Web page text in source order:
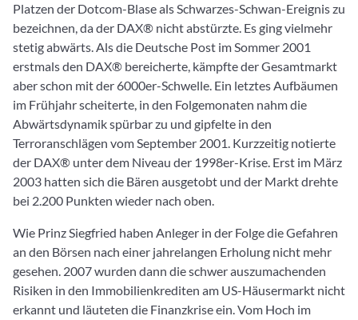
Platzen der Dotcom-Blase als Schwarzes-Schwan-Ereignis zu
bezeichnen, da der DAX® nicht abstürzte. Es ging vielmehr
stetig abwärts. Als die Deutsche Post im Sommer 2001
erstmals den DAX® bereicherte, kämpfte der Gesamtmarkt
aber schon mit der 6000er-Schwelle. Ein letztes Aufbäumen
im Frühjahr scheiterte, in den Folgemonaten nahm die
Abwärtsdynamik spürbar zu und gipfelte in den
Terroranschlägen vom September 2001. Kurzzeitig notierte
der DAX® unter dem Niveau der 1998er-Krise. Erst im März
2003 hatten sich die Bären ausgetobt und der Markt drehte
bei 2.200 Punkten wieder nach oben.
Wie Prinz Siegfried haben Anleger in der Folge die Gefahren
an den Börsen nach einer jahrelangen Erholung nicht mehr
gesehen. 2007 wurden dann die schwer auszumachenden
Risiken in den Immobilienkrediten am US-Häusermarkt nicht
erkannt und läuteten die Finanzkrise ein. Vom Hoch im